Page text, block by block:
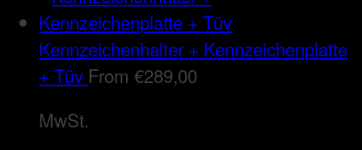
Kennzeichenhalter + Kennzeichenplatte
+ Tüv From €289,00
MwSt.